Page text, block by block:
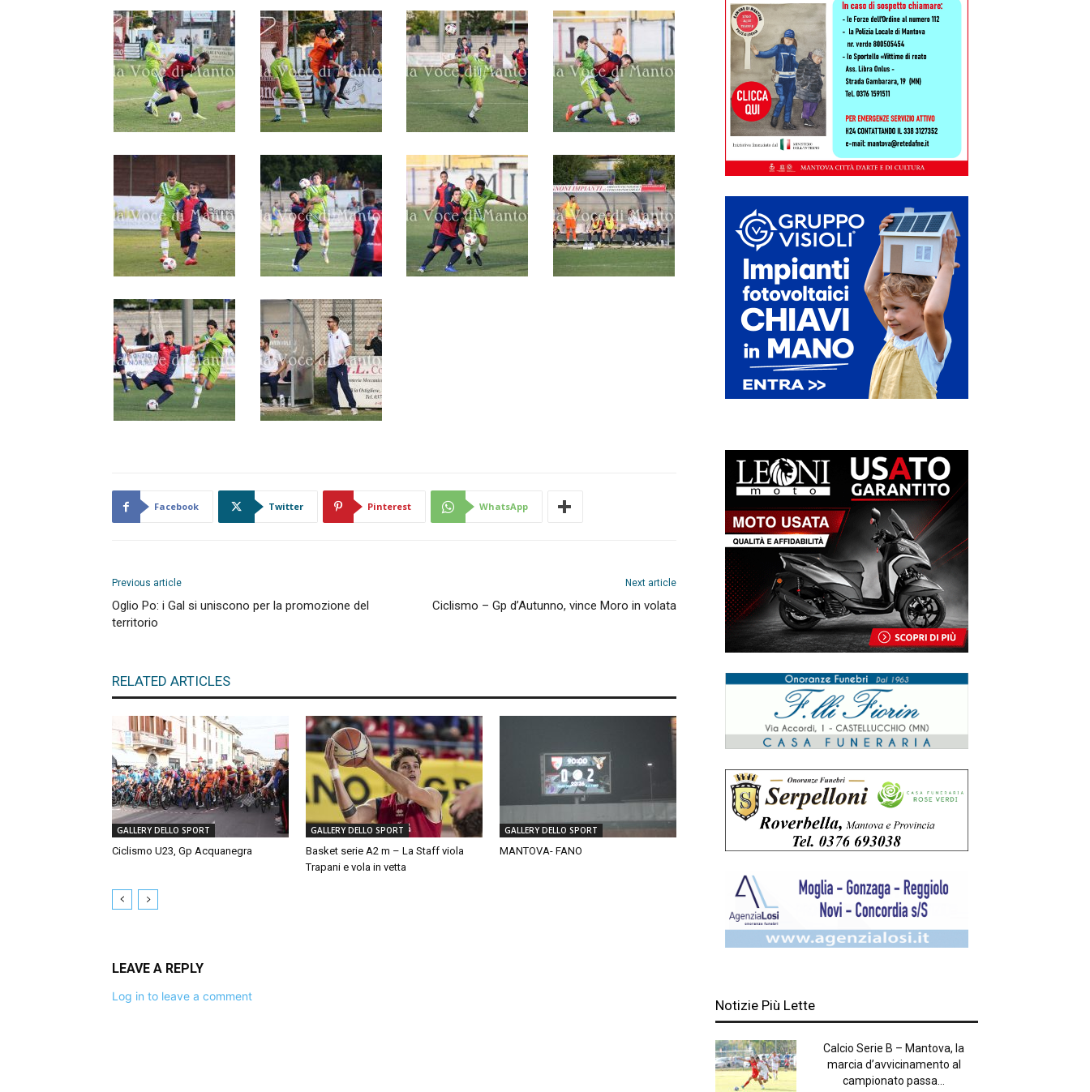
Facebook Twitter Pinterest WhatsApp
Previous article
Oglio Po: i Gal si uniscono per la promozione del
territorio
Next article
Ciclismo – Gp d’Autunno, vince Moro in volata
RELATED ARTICLES
GALLERY DELLO SPORT
Ciclismo U23, Gp Acquanegra
GALLERY DELLO SPORT
Basket serie A2 m – La Staff viola
Trapani e vola in vetta
GALLERY DELLO SPORT
MANTOVA- FANO
LEAVE A REPLY
Log in to leave a comment
Notizie Più Lette
Calcio Serie B – Mantova, la
marcia d’avvicinamento al
campionato passa...